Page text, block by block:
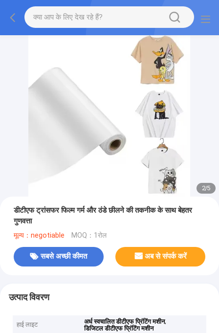
2/5
डीटीएफ ट्रांसफर फिल्म गर्म और ठंडे छीलने की तकनीक के साथ बेहतर
गुणवत्ता
मूल्य：negotiable MOQ：1रोल
सबसे अच्छी कीमत अब से संपर्क करें
उत्पाद विवरण
हाई लाइट अर्ध स्वचालित डीटीएफ प्रिंटिंग मशीन,
डिजिटल डीटीएफ प्रिंटिंग मशीन